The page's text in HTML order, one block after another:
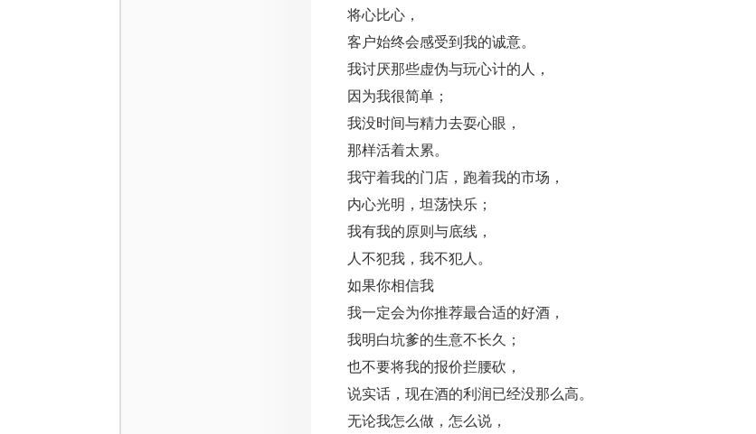
将心比心，
客户始终会感受到我的诚意。
我讨厌那些虚伪与玩心计的人，
因为我很简单；
我没时间与精力去耍心眼，
那样活着太累。
我守着我的门店，跑着我的市场，
内心光明，坦荡快乐；
我有我的原则与底线，
人不犯我，我不犯人。
如果你相信我
我一定会为你推荐最合适的好酒，
我明白坑爹的生意不长久；
也不要将我的报价拦腰砍，
说实话，现在酒的利润已经没那么高。
无论我怎么做，怎么说，